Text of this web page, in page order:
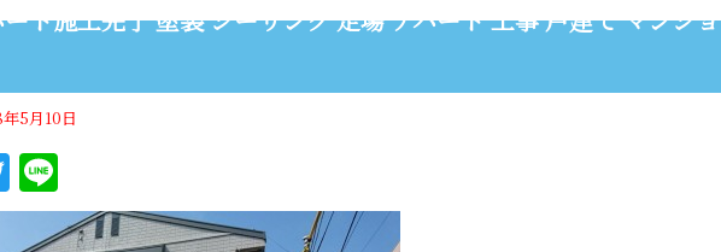
ト施工完了 塗装 シーリング 足場 アパート 工事 戸建て マンショ
5月10日
Twitter